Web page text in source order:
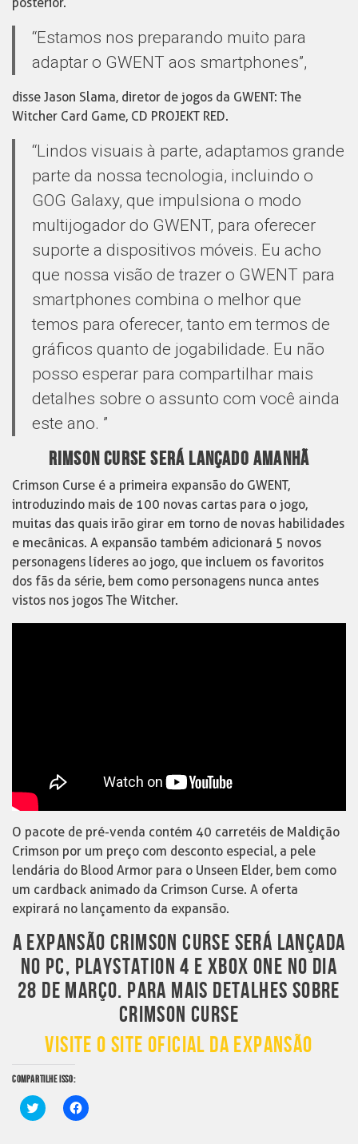
“Estamos nos preparando muito para
adaptar o GWENT aos smartphones”,
disse Jason Slama, diretor de jogos da GWENT: The
Witcher Card Game, CD PROJEKT RED.
“Lindos visuais à parte, adaptamos grande
parte da nossa tecnologia, incluindo o
GOG Galaxy, que impulsiona o modo
multijogador do GWENT, para oferecer
suporte a dispositivos móveis. Eu acho
que nossa visão de trazer o GWENT para
smartphones combina o melhor que
temos para oferecer, tanto em termos de
gráficos quanto de jogabilidade. Eu não
posso esperar para compartilhar mais
detalhes sobre o assunto com você ainda
este ano. ”
RIMSON CURSE SERÁ LANÇADO AMANHÃ
Crimson Curse é a primeira expansão do GWENT,
introduzindo mais de 100 novas cartas para o jogo,
muitas das quais irão girar em torno de novas habilidades
e mecânicas. A expansão também adicionará 5 novos
personagens líderes ao jogo, que incluem os favoritos
dos fãs da série, bem como personagens nunca antes
vistos nos jogos The Witcher.
O pacote de pré-venda contém 40 carretéis de Maldição
Crimson por um preço com desconto especial, a pele
lendária do Blood Armor para o Unseen Elder, bem como
um cardback animado da Crimson Curse. A oferta
expirará no lançamento da expansão.
A EXPANSÃO CRIMSON CURSE SERÁ LANÇADA
NO PC, PLAYSTATION 4 E XBOX ONE NO DIA
28 DE MARÇO. PARA MAIS DETALHES SOBRE
CRIMSON CURSE
VISITE O SITE OFICIAL DA EXPANSÃO
COMPARTILHE ISSO:
Clique
para
Clique
para